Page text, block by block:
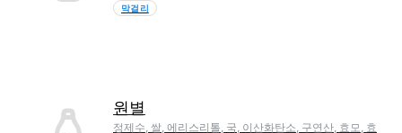
막걸리
원별
정제수, 쌀, 에리스리톨, 국, 이산화탄소, 구연산, 효모, 효